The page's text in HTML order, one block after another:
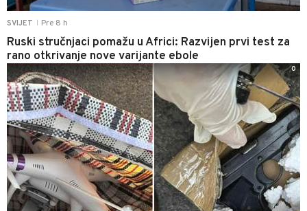
SVIJET Pre 8 h
Ruski stručnjaci pomažu u Africi: Razvijen prvi test za
rano otkrivanje nove varijante ebole
0